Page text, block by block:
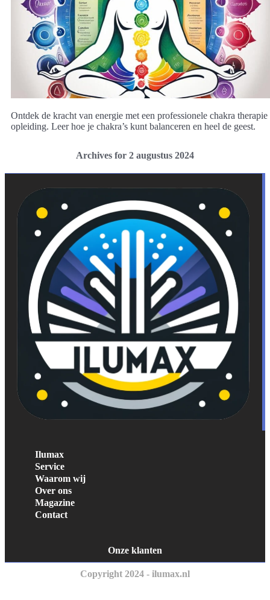
Ontdek de kracht van energie met een professionele chakra therapie
opleiding. Leer hoe je chakra’s kunt balanceren en heel de geest.
Archives for 2 augustus 2024
Ilumax
Service
Waarom wij
Over ons
Magazine
Contact
Onze klanten
Copyright 2024 - ilumax.nl